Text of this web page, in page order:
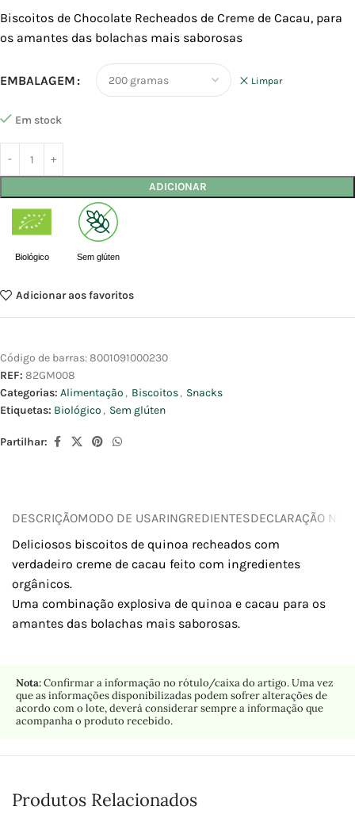
Biscoitos de Chocolate Recheados de Creme de Cacau, para
os amantes das bolachas mais saborosas
EMBALAGEM Limpar
Em stock
ADICIONAR
Biológico Sem glúten
Adicionar aos favoritos
Código de barras:8001091000230
REF: 82GM008
Categorias: Alimentação , Biscoitos, Snacks
Etiquetas: Biológico , Sem glúten
Partilhar:
DESCRIÇÃOMODO DE USARINGREDIENTESDECLARAÇÃO
Deliciosos biscoitos de quinoa recheados com
verdadeiro creme de cacau feito com ingredientes
orgânicos.
Uma combinação explosiva de quinoa e cacau para os
amantes das bolachas mais saborosas.
Nota:Confirmar a informação no rótulo/caixa do artigo. Uma vez
que as informações disponibilizadas podem sofrer alterações de
acordo com o lote, deverá considerar sempre a informação que
acompanha o produto recebido.
Produtos Relacionados